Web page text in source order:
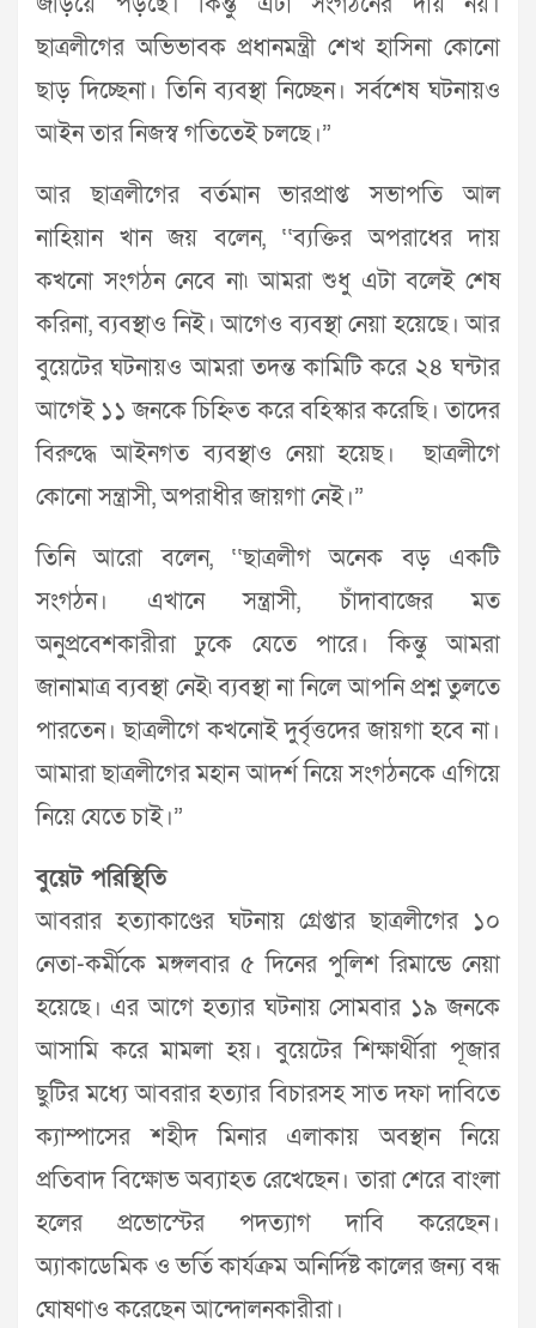
ছাত্রলীগের অভিভাবক প্রধানমন্ত্রী শেখ হাসিনা কোনো
ছাড় দিচ্ছেনা। তিনি ব্যবস্থা নিচ্ছেন। সর্বশেষ ঘটনায়ও
আইন তার নিজস্ব গতিতেই চলছে।”
আর ছাত্রলীগের বর্তমান ভারপ্রাপ্ত সভাপতি আল
নাহিয়ান খান জয় বলেন, ‘‘ব্যক্তির অপরাধের দায়
কখনো সংগঠন নেবে না৷ আমরা শুধু এটা বলেই শেষ
করিনা, ব্যবস্থাও নিই। আগেও ব্যবস্থা নেয়া হয়েছে। আর
বুয়েটের ঘটনায়ও আমরা তদন্ত কামিটি করে ২৪ ঘন্টার
আগেই ১১ জনকে চিহ্নিত করে বহিস্কার করেছি। তাদের
বিরুদ্ধে আইনগত ব্যবস্থাও নেয়া হয়েছ। ছাত্রলীগে
কোনো সন্ত্রাসী, অপরাধীর জায়গা নেই।”
তিনি আরো বলেন, ‘‘ছাত্রলীগ অনেক বড় একটি
সংগঠন। এখানে সন্ত্রাসী, চাঁদাবাজের মত
অনুপ্রবেশকারীরা ঢুকে যেতে পারে। কিন্তু আমরা
জানামাত্র ব্যবস্থা নেই৷ ব্যবস্থা না নিলে আপনি প্রশ্ন তুলতে
পারতেন। ছাত্রলীগে কখনোই দুর্বৃত্তদের জায়গা হবে না।
আমারা ছাত্রলীগের মহান আদর্শ নিয়ে সংগঠনকে এগিয়ে
নিয়ে যেতে চাই।”
বুয়েট পরিস্থিতি
আবরার হত্যাকাণ্ডের ঘটনায় গ্রেপ্তার ছাত্রলীগের ১০
নেতা-কর্মীকে মঙ্গলবার ৫ দিনের পুলিশ রিমান্ডে নেয়া
হয়েছে। এর আগে হত্যার ঘটনায় সোমবার ১৯ জনকে
আসামি করে মামলা হয়। বুয়েটের শিক্ষার্থীরা পূজার
ছুটির মধ্যে আবরার হত্যার বিচারসহ সাত দফা দাবিতে
ক্যাম্পাসের শহীদ মিনার এলাকায় অবস্থান নিয়ে
প্রতিবাদ বিক্ষোভ অব্যাহত রেখেছেন। তারা শেরে বাংলা
হলের প্রভোস্টের পদত্যাগ দাবি করেছেন।
অ্যাকাডেমিক ও ভর্তি কার্যক্রম অনির্দিষ্ট কালের জন্য বন্ধ
ঘোষণাও করেছেন আন্দোলনকারীরা।